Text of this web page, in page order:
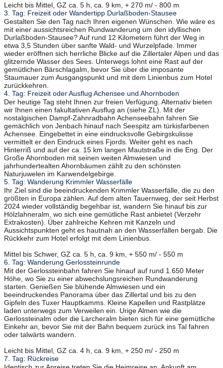
Leicht bis Mittel, GZ ca. 5 h, ca. 9 km, + 270 m/ - 800 m
3. Tag: Freizeit oder Wandertipp Durlaßboden-Stausee
Gestalten Sie den Tag nach Ihren eigenen Wünschen. Wie wäre es
mit einer aussichtsreichen Rundwanderung um den idyllischen
Durlaßboden-Stausee? Auf rund 12 Kilometern führt der Weg in
etwa 3,5 Stunden über sanfte Wald- und Wurzelpfade. Immer
wieder eröffnen sich herrliche Blicke auf die Zillertaler Alpen und das
glitzernde Wasser des Sees. Unterwegs lohnt eine Rast auf der
gemütlichen Bärschlagalm, bevor Sie über die imposante
Staumauer zum Ausgangspunkt und mit dem Linienbus zum Hotel
zurückkehren.
4. Tag: Freizeit oder Ausflug Achensee und Ahornboden
Der heutige Tag steht Ihnen zur freien Verfügung. Alternativ bieten
wir Ihnen einen fakultativen Ausflug an (siehe ZL). Mit der
nostalgischen Dampf-Zahnradbahn Achenseebahn fahren Sie
gemächlich von Jenbach hinauf nach Seespitz am türkisfarbenen
Achensee. Eingebettet in eine eindrucksvolle Gebirgskulisse
vermittelt er den Eindruck eines Fjords. Weiter geht es nach
Hinterriß und auf der ca. 15 km langen Mautstraße in die Eng. Der
Große Ahornboden mit seinen weiten Almwiesen und
jahrhundertealten Ahornbäumen zählt zu den schönsten
Naturjuwelen im Karwendelgebirge.
5. Tag: Wanderung Krimmler Wasserfälle
Ihr Ziel sind die beeindruckenden Krimmler Wasserfälle, die zu den
größten in Europa zählen. Auf dem alten Tauernweg, der seit Herbst
2024 wieder vollständig begehbar ist, wandern Sie hinauf bis zur
Hölzlahneralm, wo sich eine gemütliche Rast anbietet (Verzehr
Extrakosten). Über zahlreiche Kehren mit Kanzeln und
Aussichtspunkten geht es hautnah an den Wasserfällen bergab. Die
Rückkehr zum Hotel erfolgt mit dem Linienbus.
Mittel bis Schwer, GZ ca. 5 h, ca. 9 km, + 550 m/ - 550 m
6. Tag: Wanderung Gerlossteinrunde
Mit der Gerlossteinbahn fahren Sie hinauf auf rund 1.650 Meter
Höhe, wo Sie zu einer abwechslungsreichen Rundwanderung
starten. Genießen Sie blühende Almwiesen und ein
beeindruckendes Panorama über das Zillertal und bis zu den
Gipfeln des Tuxer Hauptkamms. Kleine Kapellen und Rastplätze
laden unterwegs zum Verweilen ein. Urige Almen wie die
Gerlossteinalm oder die Larcheralm bieten sich für eine gemütliche
Einkehr an, bevor Sie mit der Bahn bequem zurück ins Tal fahren
oder talwärts wandern.
Leicht bis Mittel, GZ ca. 4 h, ca. 9 km, + 250 m/ - 250 m
7. Tag: Rückreise